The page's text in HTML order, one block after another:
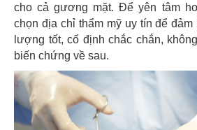
cho cả gương mặt. Để yên tâm
chọn địa chỉ thẩm mỹ uy tín để
lượng tốt, cố định chắc chắn,
biến chứng về sau.